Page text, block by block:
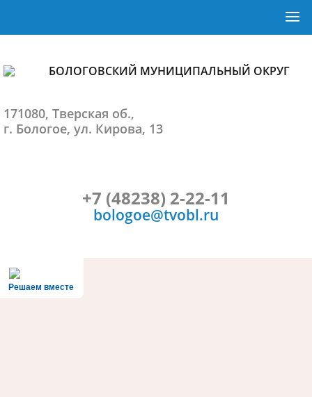
БОЛОГОВСКИЙ МУНИЦИПАЛЬНЫЙ ОКРУГ
171080, Тверская об.,
г. Бологое, ул. Кирова, 13
+7 (48238) 2-22-11
bologoe@tvobl.ru
Решаем вместе